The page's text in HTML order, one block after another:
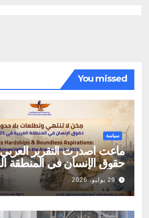
You missed
سياسة
ماعت اصدرت التقرير
حقوق الإنسان في المنطقة
29 يوليو، 2026